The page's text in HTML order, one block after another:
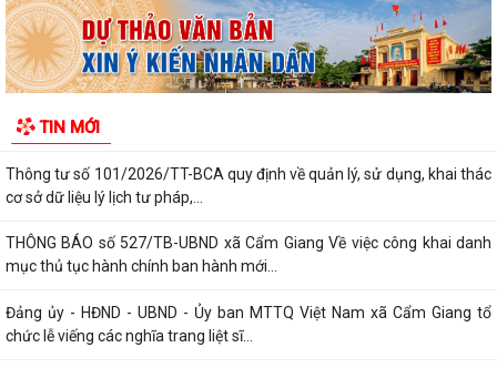
TIN MỚI
Hội nghị toàn quốc nghiên cứu, học tập, quán triệt và triển khai thực
hiện Nghị quyết Hội nghị...
số 07-CT/TW của Bộ Chính trị...
Thông tư số 101/2026/TT-BCA quy định về quản lý, sử dụng, khai thác
cơ sở dữ liệu lý lịch tư pháp,...
THÔNG BÁO số 527/TB-UBND xã Cẩm Giang Về việc công khai danh
mục thủ tục hành chính ban hành mới...
Đảng ủy - HĐND - UBND - Ủy ban MTTQ Việt Nam xã Cẩm Giang tổ
chức lễ viếng các nghĩa trang liệt sĩ...